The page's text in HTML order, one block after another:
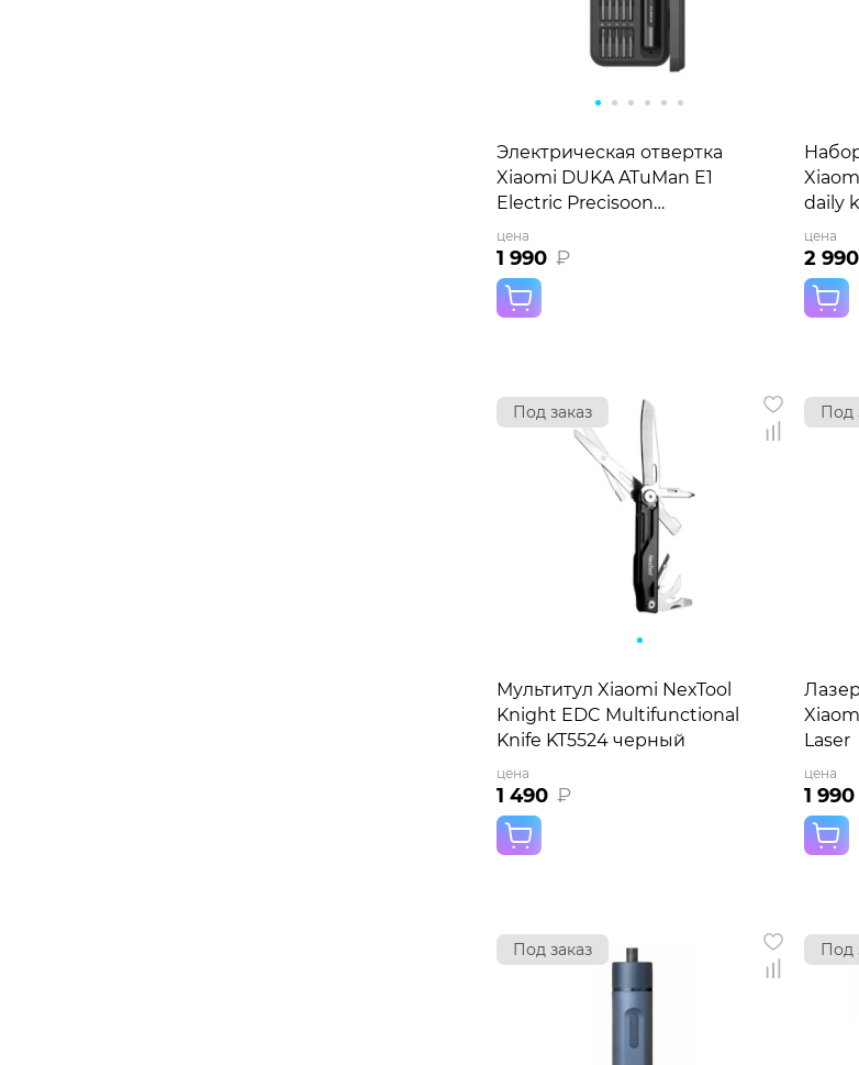
Электрическая отвертка
Xiaomi DUKA ATuMan E1
Electric Precisoon
Screwdriver Set
цена
1 990 ₽
daily
цена
2 990
Под заказ
Мультитул Xiaomi NexTool
Knight EDC Multifunctional
Knife KT5524 черный
цена
1 490 ₽
Под
Laser
цена
1 990
Под заказ Под